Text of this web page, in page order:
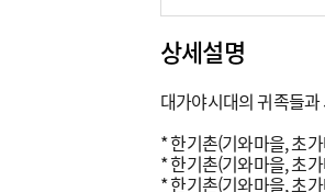
상세설명
대가야시대의 귀족들
* 한기촌(기와마을, 초
* 한기촌(기와마을, 초
* 한기촌(기와마을, 초